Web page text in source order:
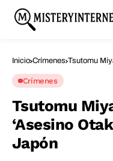
Inicio Crímenes Tsutomu
Crímenes
Tsutomu
‘Asesino
Japón